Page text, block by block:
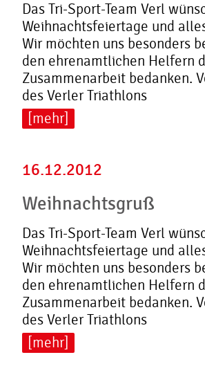
Das Tri-Sport-Team Verl
Weihnachtsfeiertage und
Wir möchten uns besonders
den ehrenamtlichen Helfern
Zusammenarbeit bedanken.
des Verler Triathlons
[mehr]
16.12.2012
Weihnachtsgruß
Das Tri-Sport-Team Verl
Weihnachtsfeiertage und
Wir möchten uns besonders
den ehrenamtlichen Helfern
Zusammenarbeit bedanken.
des Verler Triathlons
[mehr]